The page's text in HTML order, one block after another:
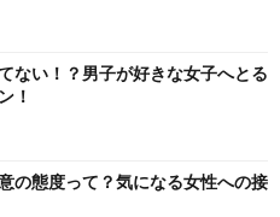
ない！？男子が好きな女子へとる
！
の態度って？気になる女性への接